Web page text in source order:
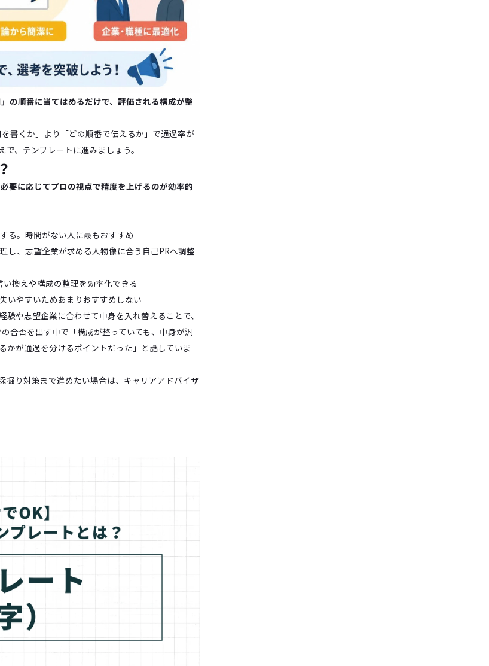
順番に当てはめるだけで、評価される構成が整
書くか」より「どの順番で伝えるか」で通過率が
、テンプレートに進みましょう。
要に応じてプロの視点で精度を上げるのが効率的
る。時間がない人に最もおすすめ
し、志望企業が求める人物像に合う自己PRへ調整
換えや構成の整理を効率化できる
いやすいためあまりおすすめしない
や志望企業に合わせて中身を入れ替えることで、
合否を出す中で「構成が整っていても、中身が汎
が通過を分けるポイントだった」と話していま
掘り対策まで進めたい場合は、キャリアアドバイザ